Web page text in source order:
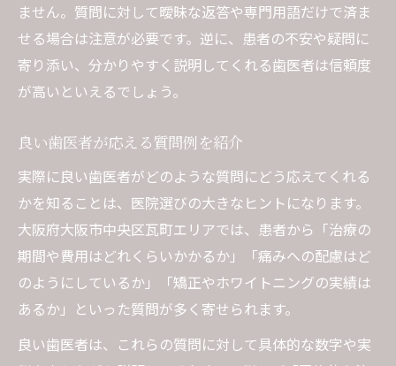
ません。質問に対して曖昧な返答や専門用語だけで済ま
せる場合は注意が必要です。逆に、患者の不安や疑問に
寄り添い、分かりやすく説明してくれる歯医者は信頼度
が高いといえるでしょう。
良い歯医者が応える質問例を紹介
実際に良い歯医者がどのような質問にどう応えてくれる
かを知ることは、医院選びの大きなヒントになります。
大阪府大阪市中央区瓦町エリアでは、患者から「治療の
期間や費用はどれくらいかかるか」「痛みへの配慮はど
のようにしているか」「矯正やホワイトニングの実績は
あるか」といった質問が多く寄せられます。
良い歯医者は、これらの質問に対して具体的な数字や実